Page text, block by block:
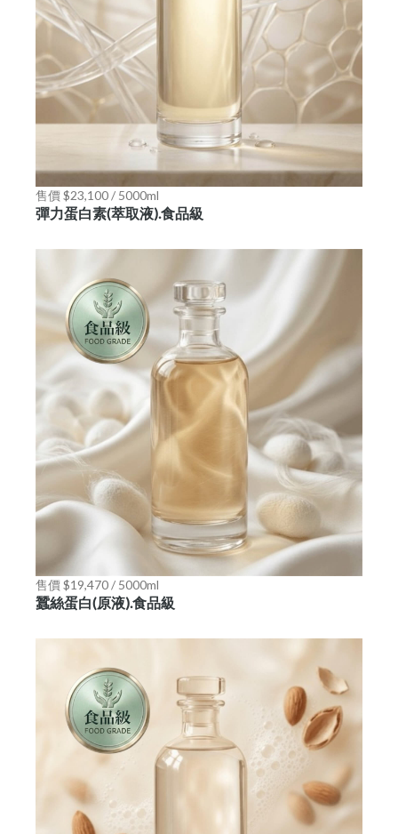
售價 $23,100 / 5000ml
彈力蛋白素(萃取液).食品級
售價 $19,470 / 5000ml
蠶絲蛋白(原液).食品級